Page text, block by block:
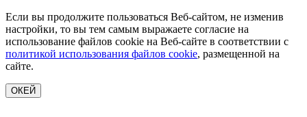
Если вы продолжите пользоваться Веб-сайтом, не изменив
настройки, то вы тем самым выражаете согласие на
использование файлов cookie на Веб-сайте в соответствии с
политикой использования файлов cookie, размещенной на
сайте.
ОКЕЙ